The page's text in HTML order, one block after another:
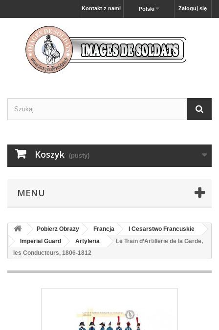
Zaloguj się
Polski
Kontakt z nami
Koszyk (pusty)
MENU
Pobierz Obrazy Francja
I Cesarstwo Francuskie
Imperial Guard
Artyleria
Le Train d’Artillerie de la Garde,
les Conducteurs, 1806-1812